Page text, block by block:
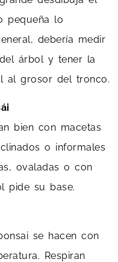
pequeña lo
debería medir
árbol y tener la
al grosor del tronco.
bien con macetas
o informales
ovaladas o con
pide su base.
se hacen con
Respiran